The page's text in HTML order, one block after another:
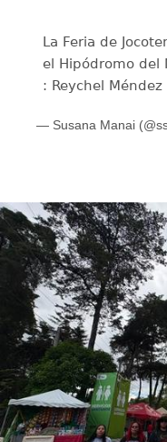
La Feria de
el Hipódromo del
: Reychel Méndez
— Susana Manai